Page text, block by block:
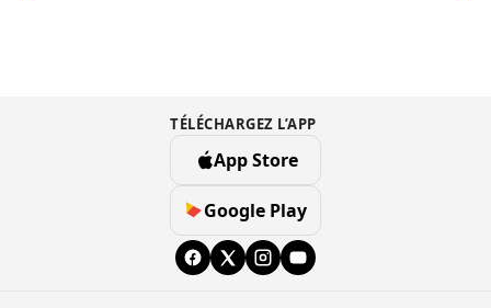
TÉLÉCHARGEZ L’APP
App Store
Google Play